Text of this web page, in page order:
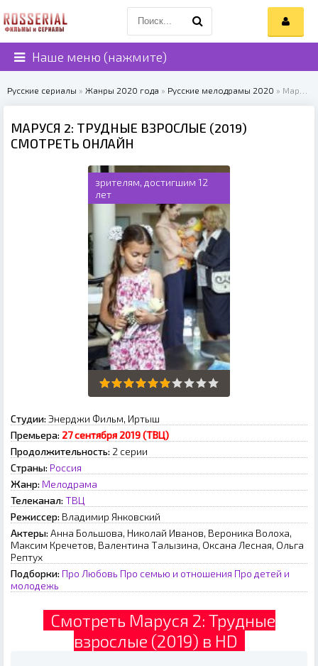
Наше меню (нажмите)
Русские сериалы » Жанры 2020 года » Русские мелодрамы 2020 » Маруся 2: Трудные взрослые (2019)
МАРУСЯ 2: ТРУДНЫЕ ВЗРОСЛЫЕ (2019)
СМОТРЕТЬ ОНЛАЙН
зрителям, достигшим 12
лет
Студии: Энерджи Фильм, Иртыш
Премьера: 27 сентября 2019 (ТВЦ)
Продолжительность: 2 серии
Страны: Россия
Жанр: Мелодрама
Телеканал: ТВЦ
Режиссер: Владимир Янковский
Актеры: Анна Большова, Николай Иванов, Вероника Волоха,
Максим Кречетов, Валентина Талызина, Оксана Лесная, Ольга
Рептух
Подборки: Про Любовь Про семью и отношения Про детей и
молодежь
Смотреть Маруся 2: Трудные
взрослые (2019) в HD